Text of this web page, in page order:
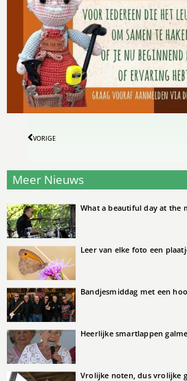
VORIGE
Meer Nieuws
What a beautiful day at the
Leer van elke foto een
Bandjesmiddag met een
Heerlijke smartlappen
Vrolijke noten, dus vrolijke